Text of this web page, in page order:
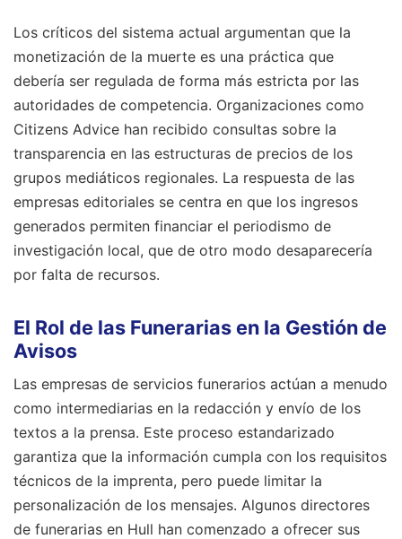
Los críticos del sistema actual argumentan que la
monetización de la muerte es una práctica que
debería ser regulada de forma más estricta por las
autoridades de competencia. Organizaciones como
Citizens Advice han recibido consultas sobre la
transparencia en las estructuras de precios de los
grupos mediáticos regionales. La respuesta de las
empresas editoriales se centra en que los ingresos
generados permiten financiar el periodismo de
investigación local, que de otro modo desaparecería
por falta de recursos.
El Rol de las Funerarias en la Gestión de
Avisos
Las empresas de servicios funerarios actúan a menudo
como intermediarias en la redacción y envío de los
textos a la prensa. Este proceso estandarizado
garantiza que la información cumpla con los requisitos
técnicos de la imprenta, pero puede limitar la
personalización de los mensajes. Algunos directores
de funerarias en Hull han comenzado a ofrecer sus